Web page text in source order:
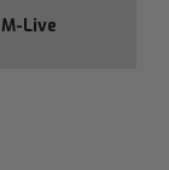
M-Live